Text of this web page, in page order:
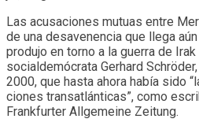
Las acu­sa­cio­nes mutuas entre
de una desa­ve­nen­cia que llega
pro­dujo en torno a la gue­rra de
social­de­mó­crata Ger­hard
2000, que hasta ahora había sido
cio­nes tran­sat­lán­ti­cas”, como
Frank­fur­ter All­ge­meine Zei­tung.